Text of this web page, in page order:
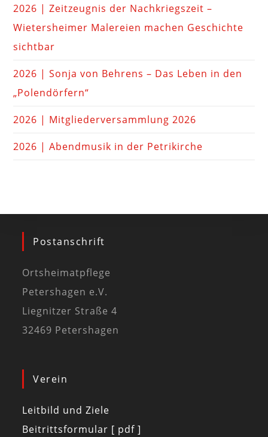
2026 | Zeitzeugnis der Nachkriegszeit –
Wietersheimer Malereien machen Geschichte
sichtbar
2026 | Sonja von Behrens – Das Leben in den
„Polendörfern“
2026 | Mitgliederversammlung 2026
2026 | Abendmusik in der Petrikirche
Postanschrift
Ortsheimatpflege
Petershagen e.V.
Liegnitzer Straße 4
32469 Petershagen
Verein
Leitbild und Ziele
Beitrittsformular [ pdf ]